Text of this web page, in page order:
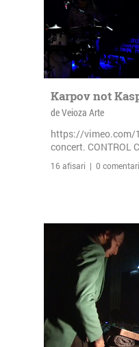
Karpov not
de Veioza Arte
https://vimeo.com/
concert. CONTROL
16 afisari | 0